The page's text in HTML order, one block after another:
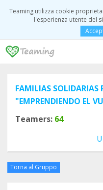
Teaming utilizza cookie
l'esperienza utente del
FAMILIAS SOLIDARIAS
"EMPRENDIENDO EL
Teamers: 64
Torna al Gruppo